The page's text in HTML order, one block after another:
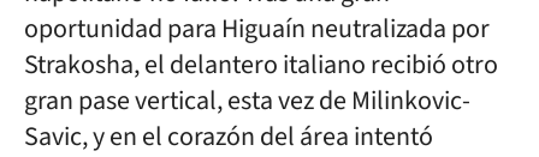
oportunidad para Higuaín neutralizada por
Strakosha, el delantero italiano recibió otro
gran pase vertical, esta vez de Milinkovic-
Savic, y en el corazón del área intentó